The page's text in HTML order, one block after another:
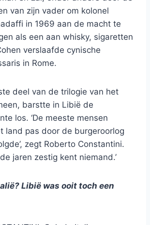
van zijn vader om kolonel
in 1969 aan de macht te
als een aan whisky, sigaretten
verslaafde cynische
in Rome.
deel van de trilogie van het
barstte in Libië de
los. ‘De meeste mensen
land pas door de burgeroorlog
zegt Roberto Constantini.
jaren zestig kent niemand.’
Libië was ooit toch een